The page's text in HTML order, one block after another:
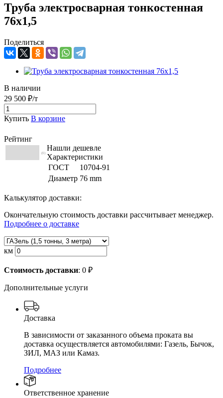
Труба электросварная тонкостенная
76х1,5
Поделиться
В наличии
29 500 ₽/т
Купить В корзине
Рейтинг
(0)
Нашли дешевле
Характеристики
ГОСТ
10704-91
Диаметр 76 mm
Калькулятор доставки:
Окончательную стоимость доставки рассчитывает менеджер.
Подробнее о доставке
км
Стоимость доставки: 0 ₽
Дополнительные услуги
Доставка
В зависимости от заказанного объема проката вы
доставка осуществляется автомобилями: Газель, Бычок,
ЗИЛ, МАЗ или Камаз.
Подробнее
Ответственное хранение